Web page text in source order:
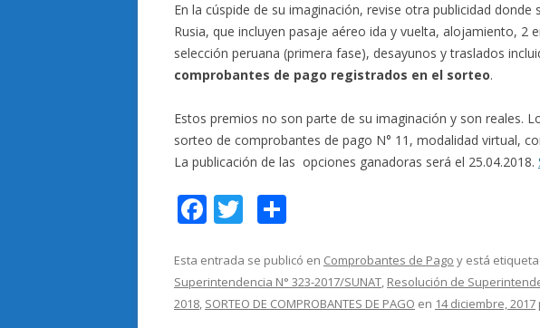
En la cúspide de su imaginación, revise otra publicidad
Rusia, que incluyen pasaje aéreo ida y vuelta, alojamiento, 2
selección peruana (primera fase), desayunos y traslados
comprobantes de pago registrados en el sorteo.
Estos premios no son parte de su imaginación y son reales.
sorteo de comprobantes de pago N° 11, modalidad virtual,
La publicación de las opciones ganadoras será el 25.04.2018.
F
e
b
T
itt
er
m
p
Esta entrada se publicó en Comprobantes de Pago y está
Superintendencia N° 323-2017/SUNAT, Resolución de
2018, SORTEO DE COMPROBANTES DE PAGO en 14 diciembre, 2017